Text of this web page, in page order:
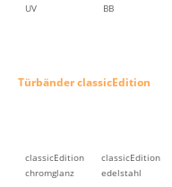
UV
BB
Türbänder classicEdition
classicEdition
chromglanz
classicEdition
edelstahl